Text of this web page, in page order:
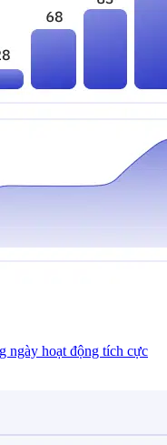
ngày hoạt động tích cực